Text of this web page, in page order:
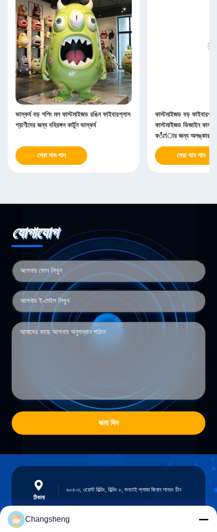
ভাস্কর্য বড় শপিং মল কাস্টমাইজড রঙিন ফাইবারগ্লাস
প্রাণীদের জন্য বহিরঙ্গন কার্টুন ভাস্কর্য
সেরা দাম পান
কাস্টমাইজড বড়
কাস্টমাইজড ডিজাইন
ফಿಗার জন্য অলঙ্কার
সেরা দাম পান
যোগাযোগ
জমা দিন
ঠিকানা
৬০৫-৩, ওয়েস্ট বিল্ডিং, বিল্ডিং ৮, শুনতাই প্লাজা জিনান শানডং চীন
Changsheng